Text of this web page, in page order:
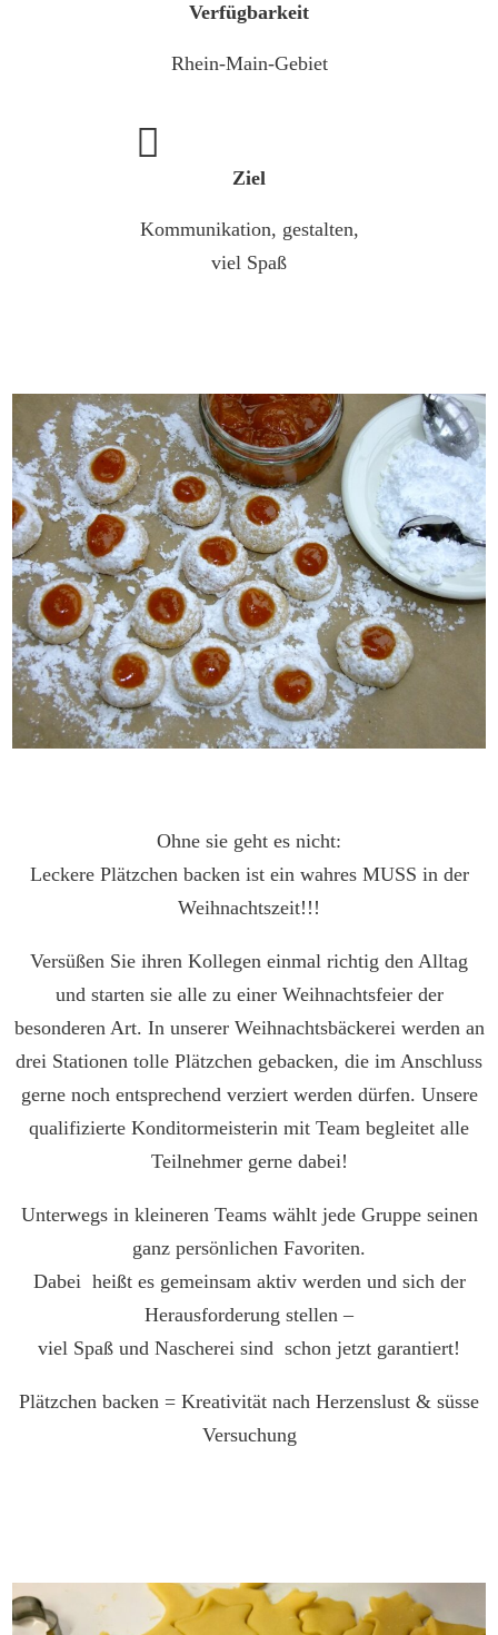
Verfügbarkeit
Rhein-Main-Gebiet
Ziel
Kommunikation, gestalten,
viel Spaß
Ohne sie geht es nicht:
Leckere Plätzchen backen ist ein wahres MUSS in der
Weihnachtszeit!!!
Versüßen Sie ihren Kollegen einmal richtig den Alltag
und starten sie alle zu einer Weihnachtsfeier der
besonderen Art. In unserer Weihnachtsbäckerei werden an
drei Stationen tolle Plätzchen gebacken, die im Anschluss
gerne noch entsprechend verziert werden dürfen. Unsere
qualifizierte Konditormeisterin mit Team begleitet alle
Teilnehmer gerne dabei!
Unterwegs in kleineren Teams wählt jede Gruppe seinen
ganz persönlichen Favoriten.
Dabei heißt es gemeinsam aktiv werden und sich der
Herausforderung stellen –
viel Spaß und Nascherei sind schon jetzt garantiert!
Plätzchen backen = Kreativität nach Herzenslust & süsse
Versuchung